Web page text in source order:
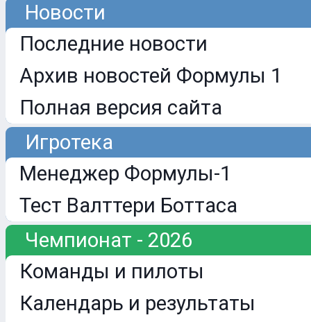
Новости
Последние новости
Архив новостей Формулы 1
Полная версия сайта
Игротека
Менеджер Формулы-1
Тест Валттери Боттаса
Чемпионат - 2026
Команды и пилоты
Календарь и результаты